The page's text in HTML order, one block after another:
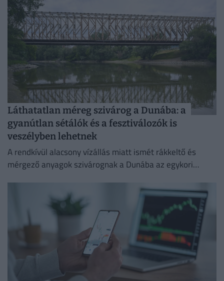
Láthatatlan méreg szivárog a Dunába: a
gyanútlan sétálók és a fesztiválozók is
veszélyben lehetnek
A rendkívül alacsony vízállás miatt ismét rákkeltő és
mérgező anyagok szivárognak a Dunába az egykori